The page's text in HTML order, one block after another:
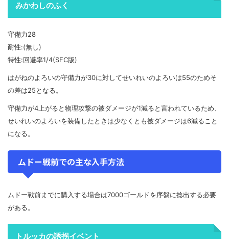
みかわしのふく
守備力28
耐性:(無し)
特性:回避率1/4(SFC版)
はがねのよろいの守備力が30に対してせいれいのよろいは55のためそ
の差は25となる。
守備力が4上がると物理攻撃の被ダメージが1減ると言われているため、
せいれいのよろいを装備したときは少なくとも被ダメージは6減ること
になる。
ムドー戦前での主な入手方法
ムドー戦前までに購入する場合は7000ゴールドを序盤に捻出する必要
がある。
トルッカの誘拐イベント